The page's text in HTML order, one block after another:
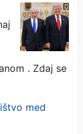
bo
še
. Zdaj se
med